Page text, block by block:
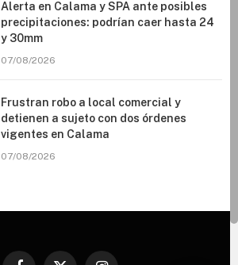
Alerta en Calama y SPA ante posibles
precipitaciones: podrían caer hasta 24
y 30mm
07/08/2026
Frustran robo a local comercial y
detienen a sujeto con dos órdenes
vigentes en Calama
07/08/2026